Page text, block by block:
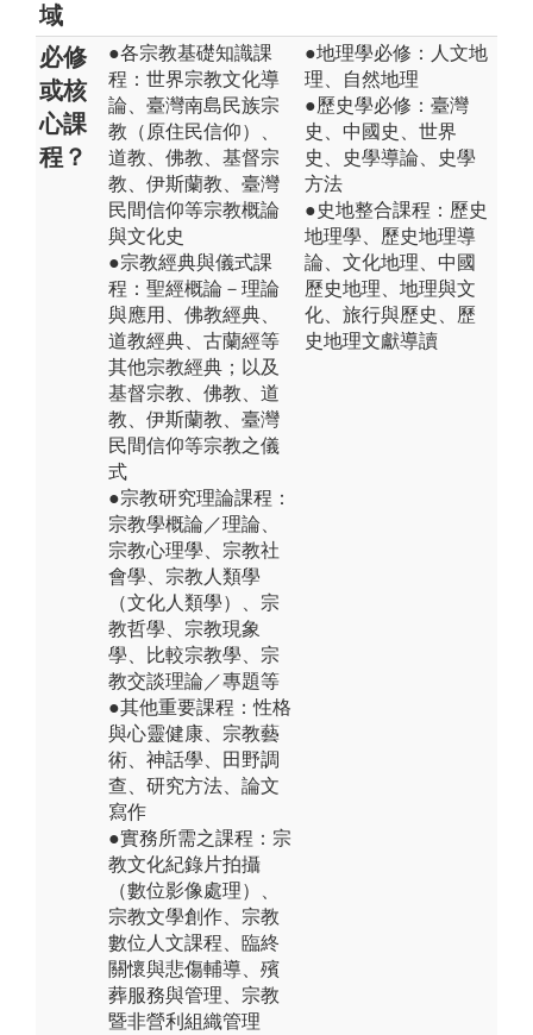
域
必修
或核
心課
程？
●各宗教基礎知識課
程：世界宗教文化導
論、臺灣南島民族宗
教（原住民信仰）、
道教、佛教、基督宗
教、伊斯蘭教、臺灣
民間信仰等宗教概論
與文化史
●宗教經典與儀式課
程：聖經概論－理論
與應用、佛教經典、
道教經典、古蘭經等
其他宗教經典；以及
基督宗教、佛教、道
教、伊斯蘭教、臺灣
民間信仰等宗教之儀
式
●宗教研究理論課程：
宗教學概論／理論、
宗教心理學、宗教社
會學、宗教人類學
（文化人類學）、宗
教哲學、宗教現象
學、比較宗教學、宗
教交談理論／專題等
●其他重要課程：性格
與心靈健康、宗教藝
術、神話學、田野調
查、研究方法、論文
寫作
●實務所需之課程：宗
教文化紀錄片拍攝
（數位影像處理）、
宗教文學創作、宗教
數位人文課程、臨終
關懷與悲傷輔導、殯
葬服務與管理、宗教
暨非營利組織管理
●地理學必修：人文地
理、自然地理
●歷史學必修：臺灣
史、中國史、世界
史、史學導論、史學
方法
●史地整合課程：歷史
地理學、歷史地理導
論、文化地理、中國
歷史地理、地理與文
化、旅行與歷史、歷
史地理文獻導讀